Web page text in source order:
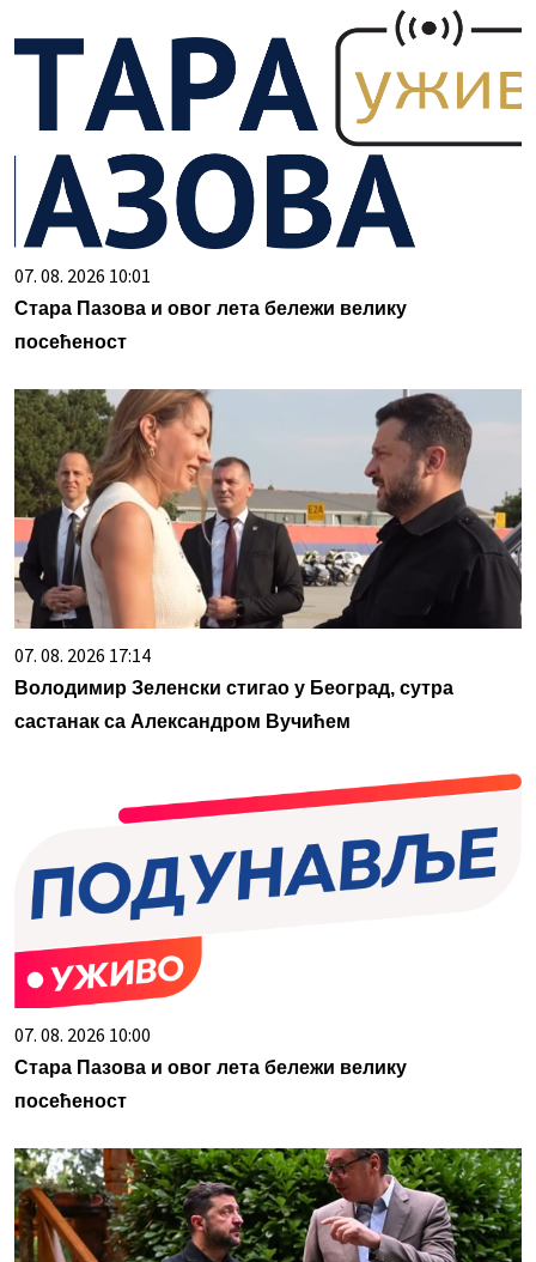
07. 08. 2026 10:01
Стара Пазова и овог лета бележи велику
посећеност
07. 08. 2026 17:14
Володимир Зеленски стигао у Београд, сутра
састанак са Александром Вучићем
07. 08. 2026 10:00
Стара Пазова и овог лета бележи велику
посећеност